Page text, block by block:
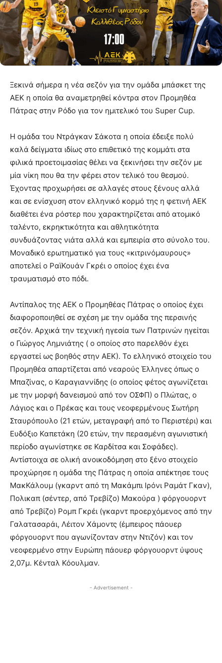
Ξεκινά σήμερα η νέα σεζόν για την ομάδα μπάσκετ της
ΑΕΚ η οποία θα αναμετρηθεί κόντρα στον Προμηθέα
Πάτρας στην Ρόδο για τον ημιτελικό του Super Cup.
Η ομάδα του Ντράγκαν Σάκοτα η οποία έδειξε πολύ
καλά δείγματα ιδίως στο επιθετικό της κομμάτι στα
φιλικά προετοιμασίας θέλει να ξεκινήσει την σεζόν με
μία νίκη που θα την φέρει στον τελικό του θεσμού.
Έχοντας προχωρήσει σε αλλαγές στους ξένους αλλά
και σε ενίσχυση στον ελληνικό κορμό της η φετινή ΑΕΚ
διαθέτει ένα ρόστερ που χαρακτηρίζεται από ατομικό
ταλέντο, εκρηκτικότητα και αθλητικότητα
συνδυάζοντας νιάτα αλλά και εμπειρία στο σύνολο του.
Μοναδικό ερωτηματικό για τους «κιτρινόμαυρους»
αποτελεί ο ΡαϊΚουάν Γκρέι ο οποίος έχει ένα
τραυματισμό στο πόδι.
Αντίπαλος της ΑΕΚ ο Προμηθέας Πάτρας ο οποίος έχει
διαφοροποιηθεί σε σχέση με την ομάδα της περσινής
σεζόν. Αρχικά την τεχνική ηγεσία των Πατρινών ηγείται
ο Γιώργος Λημνιάτης ( ο οποίος στο παρελθόν έχει
εργαστεί ως βοηθός στην ΑΕΚ). Το ελληνικό στοιχείο του
Προμηθέα απαρτίζεται από νεαρούς Έλληνες όπως ο
Μπαζίνας, ο Καραγιαννίδης (ο οποίος φέτος αγωνίζεται
με την μορφή δανεισμού από τον ΟΣΦΠ) ο Πλώτας, ο
Λάγιος και ο Πρέκας και τους νεοφερμένους Σωτήρη
Σταυρόπουλο (21 ετών, μεταγραφή από το Περιστέρι) και
Ευδόξιο Καπετάκη (20 ετών, την περασμένη αγωνιστική
περίοδο αγωνίστηκε σε Καρδίτσα και Σοφάδες).
Αντίστοιχα σε ολική ανοικοδόμηση στο ξένο στοιχείο
προχώρησε η ομάδα της Πάτρας η οποία απέκτησε τους
ΜακΚάλουμ (γκαρντ από τη Μακάμπι Ιρόνι Ραμάτ Γκαν),
Πολικαπ (σέντερ, από Τρεβίζο) Μακούρα ) φόργουορντ
από Τρεβίζο) Ρομπ Γκρέι (γκαρντ προερχόμενος από την
Γαλατασαράι, Λέιτον Χάμοντς (έμπειρος πάουερ
φόργουορντ που αγωνίζονταν στην Ντιζόν) και τον
νεοφερμένο στην Ευρώπη πάουερ φόργουορντ ύψους
2,07μ. Κένταλ Κόουλμαν.
- Advertisement -